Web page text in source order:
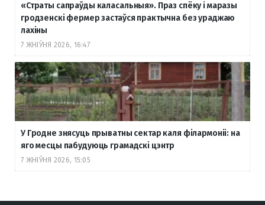
«Страты сапраўды каласальныя». Праз спёку і маразы
гродзенскі фермер застаўся практычна без ураджаю
лахіны
7 ЖНІЎНЯ 2026, 16:47
У Гродне знясуць прыватны сектар каля філармоніі: на
яго месцы пабудуюць грамадскі цэнтр
7 ЖНІЎНЯ 2026, 15:05